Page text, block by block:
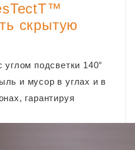
скрытую
подсветки 140°
и мусор в углах и в
гарантируя